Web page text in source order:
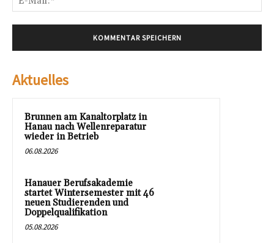
Aktuelles
Brunnen am Kanaltorplatz in
Hanau nach Wellenreparatur
wieder in Betrieb
06.08.2026
Hanauer Berufsakademie
startet Wintersemester mit 46
neuen Studierenden und
Doppelqualifikation
05.08.2026